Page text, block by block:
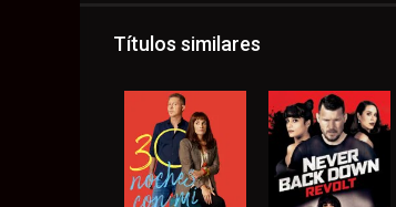
Títulos similares